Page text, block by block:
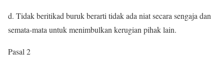
d. Tidak beritikad buruk berarti tidak ada niat secara sengaja dan
semata-mata untuk menimbulkan kerugian pihak lain.
Pasal 2